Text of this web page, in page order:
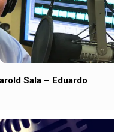
Sala – Eduardo